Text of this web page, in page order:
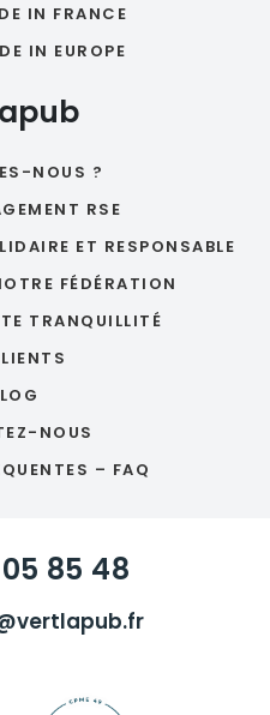
IN FRANCE
IN EUROPE
NOUS ?
RSE
ET RESPONSABLE
FÉDÉRATION
TRANQUILLITÉ
NOUS
– FAQ
85 48